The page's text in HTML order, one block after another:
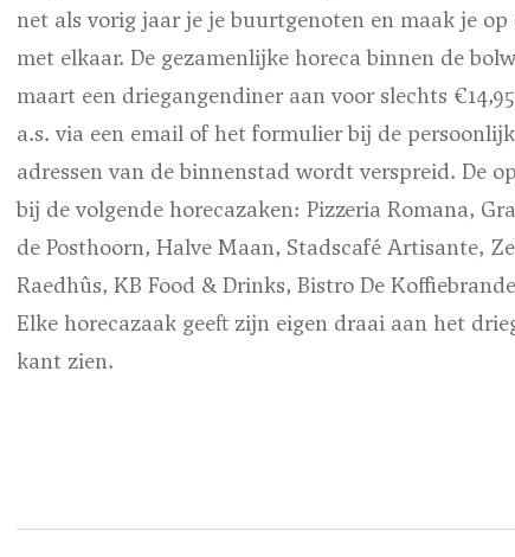
net als vorig jaar je je buurtgenoten en maak je
met elkaar. De gezamenlijke horeca binnen de
maart een driegangendiner aan voor slechts
a.s. via een email of het formulier bij de
adressen van de binnenstad wordt verspreid. De
bij de volgende horecazaken: Pizzeria Romana,
de Posthoorn, Halve Maan, Stadscafé Artisante,
Raedhûs, KB Food & Drinks, Bistro De
Elke horecazaak geeft zijn eigen draai aan het
kant zien.